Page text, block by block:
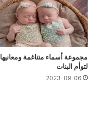
مجموعة أسماء متناغمة ومعانيها
لتوأم البنات
2023-09-06